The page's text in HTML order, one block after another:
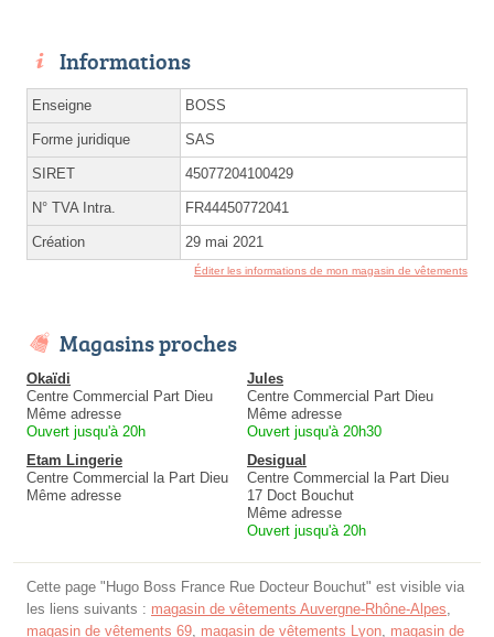
Informations
Enseigne BOSS
Forme juridique SAS
SIRET 45077204100429
N° TVA Intra. FR44450772041
Création 29 mai 2021
Éditer les informations de mon magasin de vêtements
Magasins proches
Okaïdi
Centre Commercial Part Dieu
Même adresse
Ouvert jusqu'à 20h
Jules
Centre Commercial Part Dieu
Même adresse
Ouvert jusqu'à 20h30
Etam Lingerie
Centre Commercial la Part Dieu
Même adresse
Desigual
Centre Commercial la Part Dieu
17 Doct Bouchut
Même adresse
Ouvert jusqu'à 20h
Cette page "Hugo Boss France Rue Docteur Bouchut" est visible via
les liens suivants : magasin de vêtements Auvergne-Rhône-Alpes
magasin de vêtements 69 magasin de vêtements Lyon magasin de